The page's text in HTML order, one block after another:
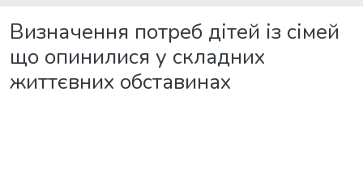
Визначення потреб дітей із сімей
що опинилися у складних
життєвних обставинах